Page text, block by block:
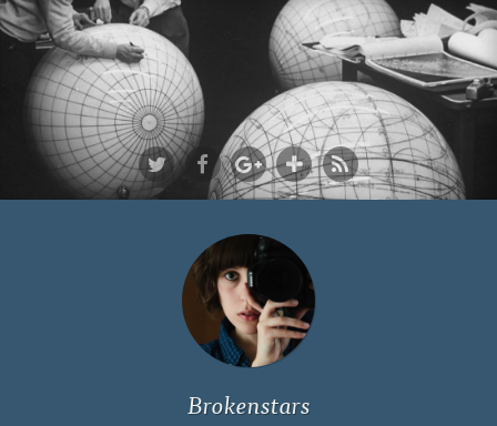
Ich bin Fyn,
23, und
wohne in
Köln
Brokenstars